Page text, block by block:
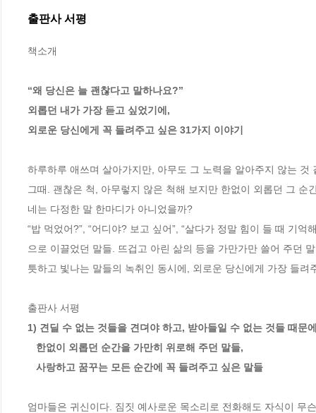
출판사 서평
책소개
“왜 당신은 늘 괜찮다고 말하나요?”
외롭던 내가 가장 듣고 싶었기에,
외로운 당신에게 꼭 들려주고 싶은 31가지 이야기
하루하루 애쓰며 살아가지만, 아무도 그 노력을 알아주지 않는
그때. 괜찮은 척, 아무렇지 않은 척해 보지만 한없이 외롭던 그
네는 다정한 말 한마디가 아니었을까?
“밥 먹었어?”, “어디야? 보고 싶어”, “살다가 정말 힘이 들 때 기
으로 이끌었던 말들. 뜨겁고 아린 삶의 등을 가만가만 쓸어 주던
틋하고 빛나는 말들의 녹취인 동시에, 외로운 당신에게 가장 들
1) 견딜 수 없는 것들을 견뎌야 하고, 받아들일 수 없는 것들 때문
   사랑하고 꿈꾸는 모든 순간에 꼭 들려주고 싶은 말들
엄마들은 귀신이다. 짐짓 예사로운 목소리로 전화해도 자식이 무